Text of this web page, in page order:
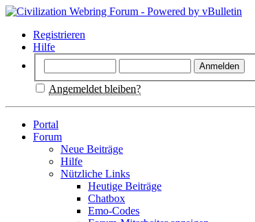
Registrieren
Hilfe
Angemeldet bleiben?
Portal
Forum
Neue Beiträge
Hilfe
Nützliche Links
Heutige Beiträge
Chatbox
Emo-Codes